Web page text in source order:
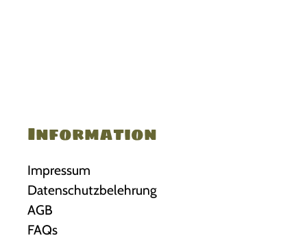
Information
Impressum
Datenschutzbelehrung
AGB
FAQs